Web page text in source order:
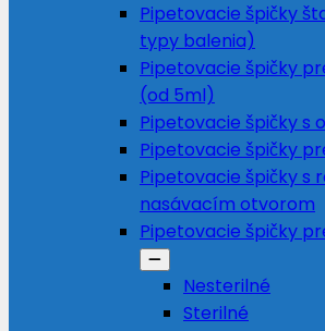
Pipetovacie špičky
typy balenia)
Pipetovacie špičky
(od 5ml)
Pipetovacie špičky s
Pipetovacie špičky
Pipetovacie špičky s
nasávacím otvorom
Pipetovacie špičky
Nesterilné
Sterilné